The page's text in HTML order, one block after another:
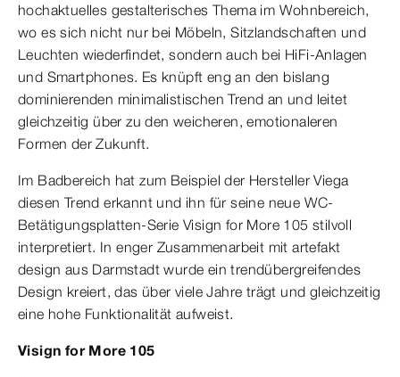
hochaktuelles gestalterisches Thema im Wohnbereich,
wo es sich nicht nur bei Möbeln, Sitzlandschaften und
Leuchten wiederfindet, sondern auch bei HiFi-Anlagen
und Smartphones. Es knüpft eng an den bislang
dominierenden minimalistischen Trend an und leitet
gleichzeitig über zu den weicheren, emotionaleren
Formen der Zukunft.
Im Badbereich hat zum Beispiel der Hersteller Viega
diesen Trend erkannt und ihn für seine neue WC-
Betätigungsplatten-Serie Visign for More 105 stilvoll
interpretiert. In enger Zusammenarbeit mit artefakt
design aus Darmstadt wurde ein trendübergreifendes
Design kreiert, das über viele Jahre trägt und gleichzeitig
eine hohe Funktionalität aufweist.
Visign for More 105